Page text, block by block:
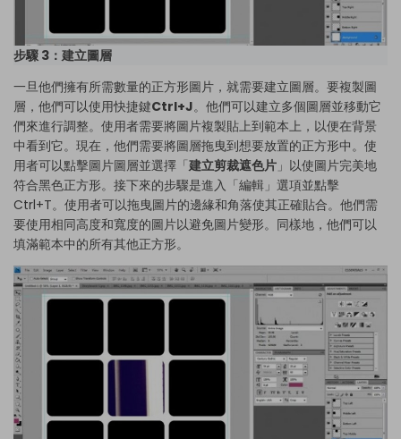
步驟 3：建立圖層
一旦他們擁有所需數量的正方形圖片，就需要建立圖層。要複製圖
層，他們可以使用快捷鍵Ctrl+J。他們可以建立多個圖層並移動它
們來進行調整。使用者需要將圖片複製貼上到範本上，以便在背景
中看到它。現在，他們需要將圖層拖曳到想要放置的正方形中。使
用者可以點擊圖片圖層並選擇「建立剪裁遮色片 」以使圖片完美地
符合黑色正方形。接下來的步驟是進入「編輯」選項並點擊
Ctrl+T。使用者可以拖曳圖片的邊緣和角落使其正確貼合。他們需
要使用相同高度和寬度的圖片以避免圖片變形。同樣地，他們可以
填滿範本中的所有其他正方形。